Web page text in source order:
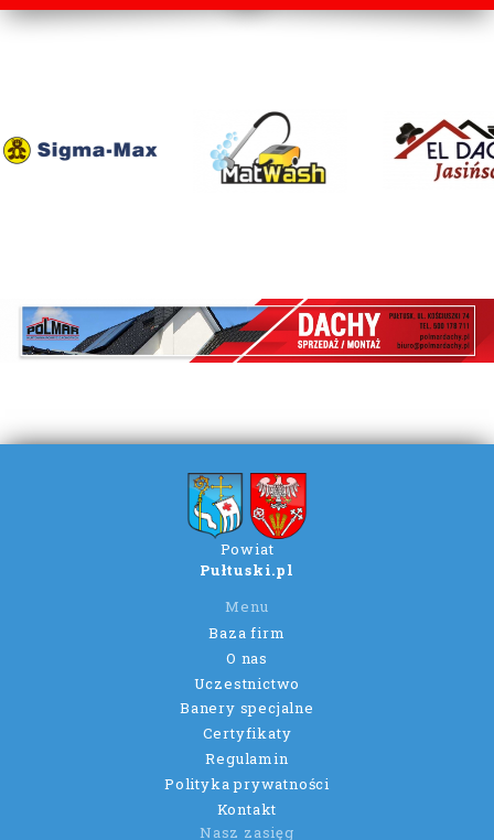
Powiat
Pułtuski.pl
Menu
Baza firm
O nas
Uczestnictwo
Banery specjalne
Certyfikaty
Regulamin
Polityka prywatności
Kontakt
Nasz zasięg